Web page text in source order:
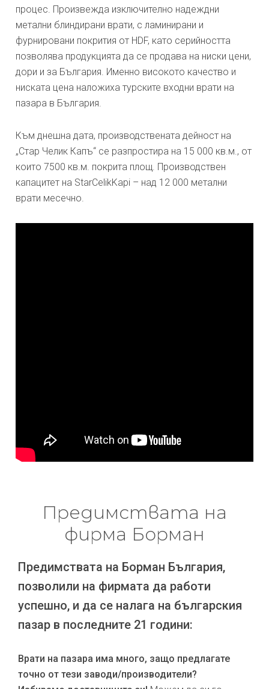
процес. Произвежда изключително надеждни
метални блиндирани врати, с ламинирани и
фурнировани покрития от HDF, като серийността
позволява продукцията да се продава на ниски цени,
дори и за България. Именно високото качество и
ниската цена наложиха турските входни врати на
пазара в България.
Към днешна дата, производствената дейност на
„Стар Челик Капъ“ се разпростира на 15 000 кв.м., от
които 7500 кв.м. покрита площ. Производствен
капацитет на StarCelikKapi – над 12 000 метални
врати месечно.
Предимствата на
фирма Борман
Предимствата на Борман България,
позволили на фирмата да работи
успешно, и да се налага на българския
пазар в последните 21 години:
Врати на пазара има много, защо предлагате
точно от тези заводи/производители?